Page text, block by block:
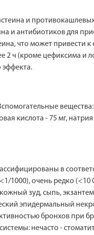
и
и антибиотиков для
что может
2 ч (кроме цефиксима
кислота - 75 мг,
в
1000), очень редко
зуд, сыпь,
эпидермальный
бронхов при
нечасто -